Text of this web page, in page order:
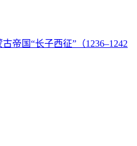
帝国“长子西征”（1236–1242